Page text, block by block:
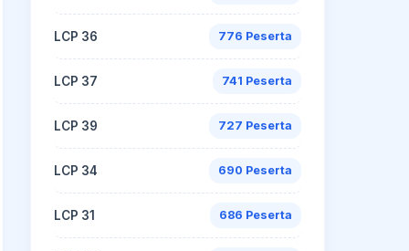
LCP 36 776 Peserta
LCP 37 741 Peserta
LCP 39 727 Peserta
LCP 34 690 Peserta
LCP 31 686 Peserta